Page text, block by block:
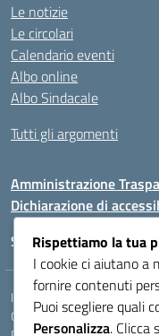
Le notizie
Le circolari
Calendario eventi
Albo online
Albo Sindacale
Tutti gli argomenti
Amministrazione
Dichiarazione di
Seguici su:
Indirizzo: VIA LAZIO, 3,
Centralino:0521272405
Rispettiamo la tua
I cookie ci aiutano a
fornire contenuti
Puoi scegliere quali
Personalizza. Clicca